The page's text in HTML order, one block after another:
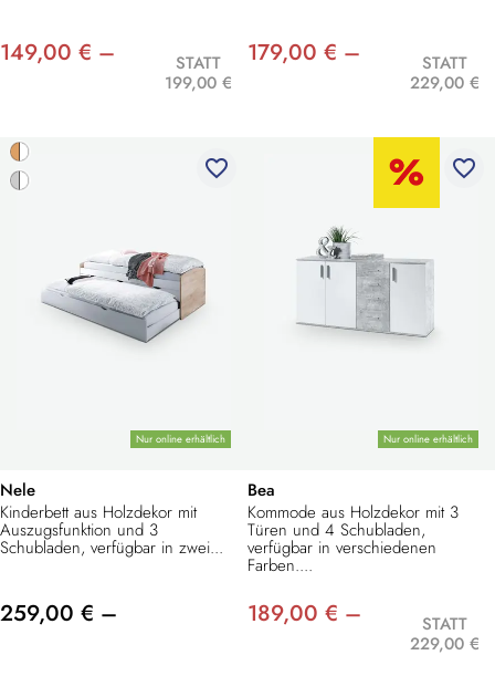
149,00 € –
STATT
199,00 €
179,00 € –
STATT
229,00 €
Nur online erhältlich
favorite_border
Nele
Kinderbett aus Holzdekor mit
Auszugsfunktion und 3
Schubladen, verfügbar in zwei...
259,00 € –
Nur online erhältlich
favorite_border
Bea
Kommode aus Holzdekor mit 3
Türen und 4 Schubladen,
verfügbar in verschiedenen
Farben....
189,00 € –
STATT
229,00 €